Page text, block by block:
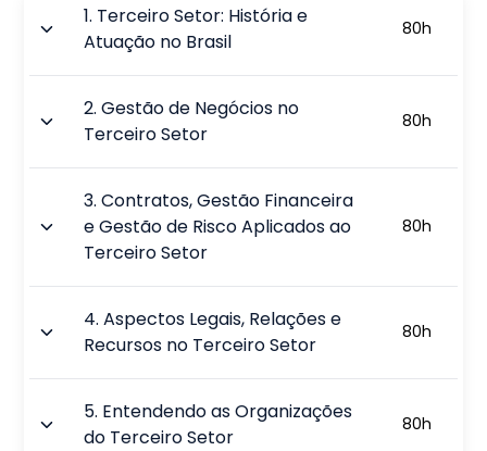
1. Terceiro Setor: História e
Atuação no Brasil
80h
2.Gestão de Negócios no
Terceiro Setor
80h
3.Contratos, Gestão Financeira
e Gestão de Risco Aplicados ao
Terceiro Setor
80h
4.Aspectos Legais, Relações e
Recursos no Terceiro Setor
80h
5. Entendendo as Organizações
do Terceiro Setor
80h